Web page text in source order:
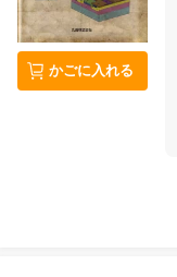
かごに入れる